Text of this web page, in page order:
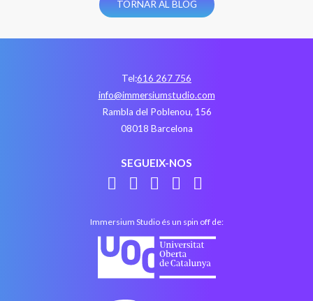
TORNAR AL BLOG
Tel:616 267 756
info@immersiumstudio.com
Rambla del Poblenou, 156
08018 Barcelona
SEGUEIX-NOS
Immersium Studio és un spin off de: